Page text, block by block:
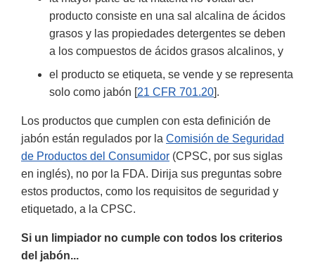
producto consiste en una sal alcalina de ácidos
grasos y las propiedades detergentes se deben
a los compuestos de ácidos grasos alcalinos, y
el producto se etiqueta, se vende y se representa
solo como jabón [21 CFR 701.20].
Los productos que cumplen con esta definición de
jabón están regulados por la Comisión de Seguridad
de Productos del Consumidor (CPSC, por sus siglas
en inglés), no por la FDA. Dirija sus preguntas sobre
estos productos, como los requisitos de seguridad y
etiquetado, a la CPSC.
Si un limpiador no cumple con todos los criterios
del jabón...